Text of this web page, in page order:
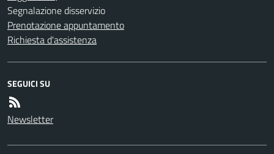
Segnalazione disservizio
Prenotazione appuntamento
Richiesta d'assistenza
SEGUICI SU
Newsletter